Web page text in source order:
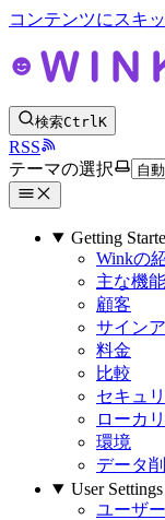
コンテンツにスキ
検索CtrlK
RSS
テーマの選択
Getting
Winkの
主な機能
顧客
サイン
料金
比較
セキュ
ローカ
環境
データ
User Settings
ユーザ